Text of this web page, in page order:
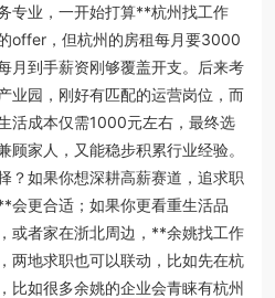
专业，一开始打算**杭州找工作
offer，但杭州的房租每月要3000
月到手薪资刚够覆盖开支。后来考
业园，刚好有匹配的运营岗位，而
活成本仅需1000元左右，最终选
顾家人，又能稳步积累行业经验。
？如果你想深耕高薪赛道，追求职
会更合适；如果你更看重生活品
或者家在浙北周边，**余姚找工作
两地求职也可以联动，比如先在杭
比如很多余姚的企业会青睐有杭州